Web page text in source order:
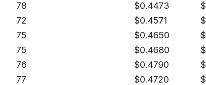
78 $0.4473 $
72 $0.4571 $
75 $0.4650 $
75 $0.4680 $
76 $0.4790 $
77 $0.4720 $